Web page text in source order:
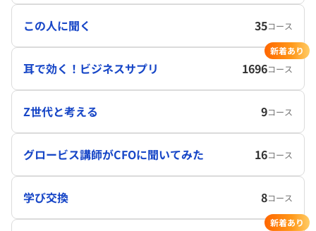
この人に聞く 35コース
耳で効く！ビジネスサプリ 1696コース
新着あり
Z世代と考える 9コース
グロービス講師がCFOに聞いてみた 16コース
学び交換 8コース
新着あり